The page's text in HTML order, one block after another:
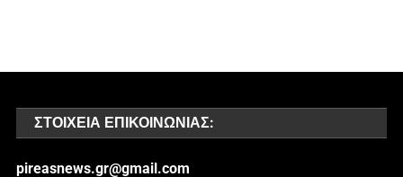
ΣΤΟΙΧΕΊΑ ΕΠΙΚΟΙΝΩΝΊΑΣ:
pireasnews.gr@gmail.com